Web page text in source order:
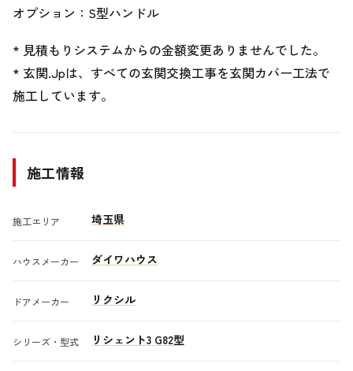
オプション：S型ハンドル
* 見積もりシステムからの金額変更ありませんでした。
* 玄関.Jpは、すべての玄関交換工事を玄関カバー工法で
施工しています。
施工情報
施工エリア 埼玉県
ハウスメーカー ダイワハウス
ドアメーカー リクシル
シリーズ・型式 リシェント3 G82型